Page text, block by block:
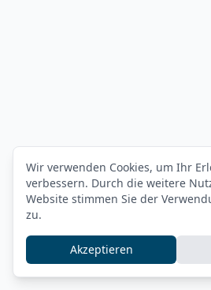
Wir verwenden Cookies, um Ihr
verbessern. Durch die weitere
Website stimmen Sie der
zu.
Akzeptieren